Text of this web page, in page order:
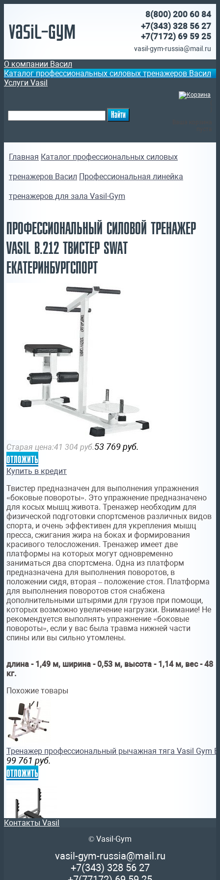
Vasil-Gym
8(800) 200 60 84
+7(343) 328 56 27
+7(7172) 69 59 25
vasil-gym-russia@mail.ru
О компании Васил
Каталог профессиональных силовых тренажеров Васил
Услуги Vasil
Главная Каталог профессиональных силовых
тренажеров Васил Профессиональная линейка
тренажеров для зала Vasil-Gym
ПРОФЕССИОНАЛЬНЫЙ СИЛОВОЙ ТРЕНАЖЕР
VASIL B.212 ТВИСТЕР SWAT
ЕКАТЕРИНБУРГСПОРТ
Старая цена:41 304 руб.53 769 руб.
отложить
Купить в кредит
Твистер предназначен для выполнения упражнения
«боковые повороты». Это упражнение предназначено
для косых мышц живота. Тренажер необходим для
физической подготовки спортсменов различных видов
спорта, и очень эффективен для укрепления мышц
пресса, сжигания жира на боках и формирования
красивого телосложения. Тренажер имеет две
платформы на которых могут одновременно
заниматься два спортсмена. Одна из платформ
предназначена для выполнения поворотов, в
положении сидя, вторая – положение стоя. Платформа
для выполнения поворотов стоя снабжена
дополнительными штырями для грузов при помощи,
которых возможно увеличение нагрузки. Внимание! Не
рекомендуется выполнять упражнение «боковые
повороты», если у вас была травма нижней части
спины или вы сильно утомлены.
длина - 1,49 м, ширина - 0,53 м, высота - 1,14 м, вес - 48
кг.
Похожие товары
Тренажер профессиональный рычажная тяга Vasil Gym
99 761 руб.
отложить
Профессиональный силовой тренажер Vasil B.201
Контакты Vasil
© Vasil-Gym
vasil-gym-russia@mail.ru
+7(343) 328 56 27